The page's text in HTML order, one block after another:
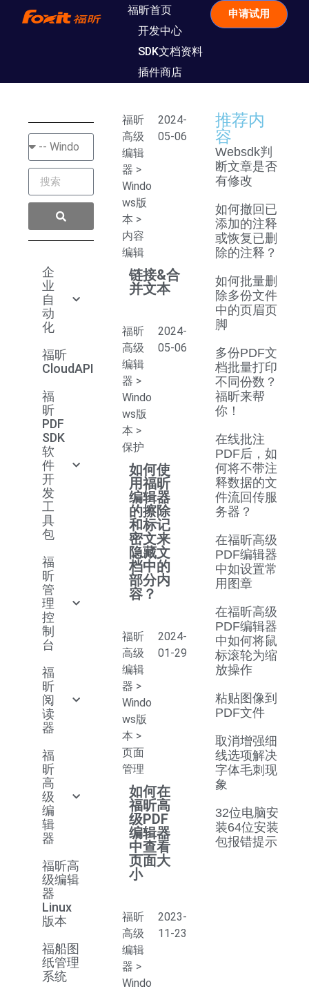
福昕首页
开发中心
SDK文档资料
插件商店
申请试用
企
业
自
动
化
福昕
CloudAPI
福
昕
PDF
SDK
软
件
开
发
工
具
包
福
昕
管
理
控
制
台
福
昕
阅
读
器
福
昕
高
级
编
辑
器
福昕高
级编辑
器
Linux
版本
福船图
纸管理
系统
福昕
高级
编辑
器 >
Windo
ws版
本 >
内容
编辑
2024-
05-06
链接&合
并文本
福昕
高级
编辑
器 >
Windo
ws版
本 >
保护
2024-
05-06
如何使
用福昕
编辑器
的擦除
和标记
密文来
隐藏文
档中的
部分内
容？
福昕
高级
编辑
器 >
Windo
ws版
本 >
页面
管理
2024-
01-29
如何在
福昕高
级PDF
编辑器
中查看
页面大
小
福昕
高级
编辑
器 >
Windo
2023-
11-23
推荐内
容
Websdk判
断文章是否
有修改
如何撤回已
添加的注释
或恢复已删
除的注释？
如何批量删
除多份文件
中的页眉页
脚
多份PDF文
档批量打印
不同份数？
福昕来帮
你！
在线批注
PDF后，如
何将不带注
释数据的文
件流回传服
务器？
在福昕高级
PDF编辑器
中如设置常
用图章
在福昕高级
PDF编辑器
中如何将鼠
标滚轮为缩
放操作
粘贴图像到
PDF文件
取消增强细
线选项解决
字体毛刺现
象
32位电脑安
装64位安装
包报错提示